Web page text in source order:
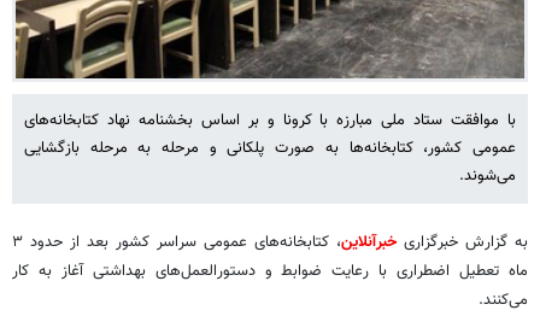
با موافقت ستاد ملی مبارزه با کرونا و بر اساس بخشنامه‌ نهاد کتابخانه‌های
عمومی کشور، کتابخانه‌ها به صورت پلکانی و مرحله به مرحله بازگشایی
می‌شوند.
به گزارش خبرگزاریخبرآنلاین
، کتابخانه‌های عمومی سراسر کشور بعد از حدود ۳
ماه تعطیل اضطراری با رعایت ضوابط و دستورالعمل‌های بهداشتی آغاز به کار
می‌کنند.